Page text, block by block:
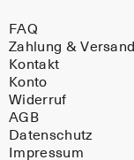
FAQ
Zahlung & Versand
Kontakt
Konto
Widerruf
AGB
Datenschutz
Impressum